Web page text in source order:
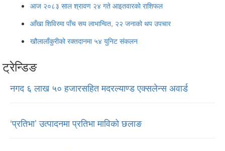
आज २०८३ साल श्रावण २४ गते आइतवारको राशिफल
आँखा शिविरमा पाँच सय लाभान्वित, २२ जनाको थप उपचार
खौलालाँकुरीको रक्तदानमा ५४ युनिट संकलन
ट्रेन्डिङ
नगद ६ लाख ५० हजारसहित मदरल्याण्ड एक्सलेन्स अवार्ड
‘प्रतिभा’ उत्पादनमा प्रतिभा माविको छलाङ